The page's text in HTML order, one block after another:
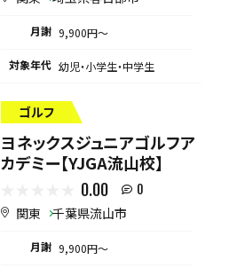
月謝 9,900円〜
対象年代 幼児・小学生・中学生
ゴルフ
ヨネックスジュニアゴルフア
カデミー【YJGA流山校】
0.00 0
関東 千葉県流山市
月謝 9,900円〜